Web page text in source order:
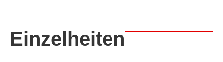
Einzelheiten